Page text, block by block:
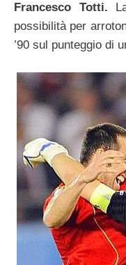
Francesco Totti.
possibilità per
’90 sul punteggio di